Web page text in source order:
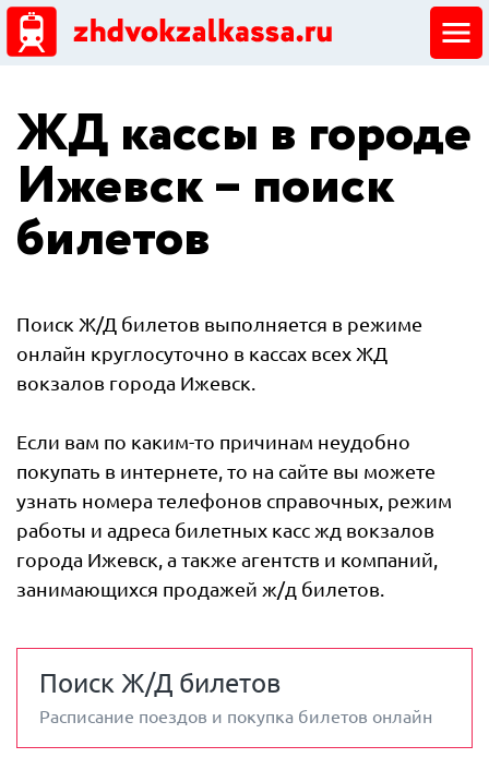
ЖД кассы в городе
Ижевск – поиск
билетов
Поиск Ж/Д билетов выполняется в режиме
онлайн круглосуточно в кассах всех ЖД
вокзалов города Ижевск.
Если вам по каким-то причинам неудобно
покупать в интернете, то на сайте вы можете
узнать номера телефонов справочных, режим
работы и адреса билетных касс жд вокзалов
города Ижевск, а также агентств и компаний,
занимающихся продажей ж/д билетов.
Поиск Ж/Д билетов
Расписание поездов и покупка билетов онлайн